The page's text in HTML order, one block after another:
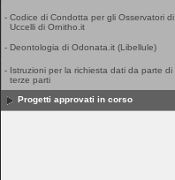
- Codice di Condotta per gli Osservatori di
Uccelli di Ornitho.it
- Deontologia di Odonata.it (Libellule)
- Istruzioni per la richiesta dati da parte di
terze parti
Progetti approvati in corso